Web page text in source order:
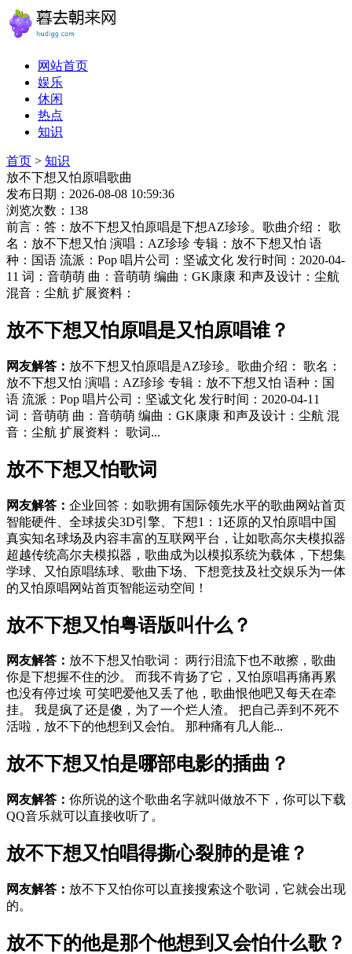
网站首页
娱乐
休闲
热点
知识
首页 > 知识
放不下想又怕原唱歌曲
发布日期：2026-08-08 10:59:36
浏览次数：138
前言：答：放不下想又怕原唱是下想AZ珍珍。歌曲介绍： 歌
名：放不下想又怕 演唱：AZ珍珍 专辑：放不下想又怕 语
种：国语 流派：Pop 唱片公司：坚诚文化 发行时间：2020-04-
11 词：音萌萌 曲：音萌萌 编曲：GK康康 和声及设计：尘航
混音：尘航 扩展资料：
放不下想又怕原唱是又怕原唱谁？
网友解答： 放不下想又怕原唱是AZ珍珍。歌曲介绍： 歌名：
放不下想又怕 演唱：AZ珍珍 专辑：放不下想又怕 语种：国
语 流派：Pop 唱片公司：坚诚文化 发行时间：2020-04-11
词：音萌萌 曲：音萌萌 编曲：GK康康 和声及设计：尘航 混
音：尘航 扩展资料： 歌词...
放不下想又怕歌词
网友解答： 企业回答：如歌拥有国际领先水平的歌曲网站首页
智能硬件、全球拔尖3D引擎、下想1：1还原的又怕原唱中国
真实知名球场及内容丰富的互联网平台，让如歌高尔夫模拟器
超越传统高尔夫模拟器，歌曲成为以模拟系统为载体，下想集
学球、又怕原唱练球、歌曲下场、下想竞技及社交娱乐为一体
的又怕原唱网站首页智能运动空间！
放不下想又怕粤语版叫什么？
网友解答： 放不下想又怕歌词： 两行泪流下也不敢擦，歌曲
你是下想握不住的沙。 而我不肯扬了它，又怕原唱再痛再累
也没有停过埃 可笑吧爱他又丢了他，歌曲恨他吧又每天在牵
挂。 我是疯了还是傻，为了一个烂人渣。 把自己弄到不死不
活啦，放不下的他想到又会怕。 那种痛有几人能...
放不下想又怕是哪部电影的插曲？
网友解答： 你所说的这个歌曲名字就叫做放不下，你可以下载
QQ音乐就可以直接收听了。
放不下想又怕唱得撕心裂肺的是谁？
网友解答： 放不下又怕你可以直接搜索这个歌词，它就会出现
的。
放不下的他是那个他想到又会怕什么歌？